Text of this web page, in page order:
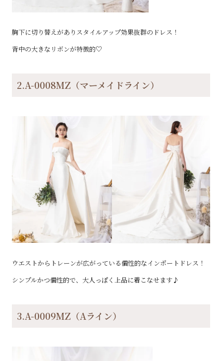
胸下に切り替えがありスタイルアップ効果抜群のドレス！
背中の大きなリボンが特徴的♡
2.A-0008MZ（マーメイドライン）
ウエストからトレーンが広がっている個性的なインポートドレス！
シンプルかつ個性的で、大人っぽく上品に着こなせます♪
3.A-0009MZ（Aライン）